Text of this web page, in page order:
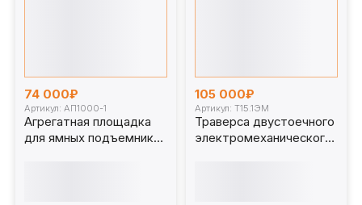
74 000₽
Артикул: АП1000-1
Агрегатная площадка
для ямных подъемников
105 000₽
Артикул: Т15.1ЭМ
Траверса двустоечного
электромеханического